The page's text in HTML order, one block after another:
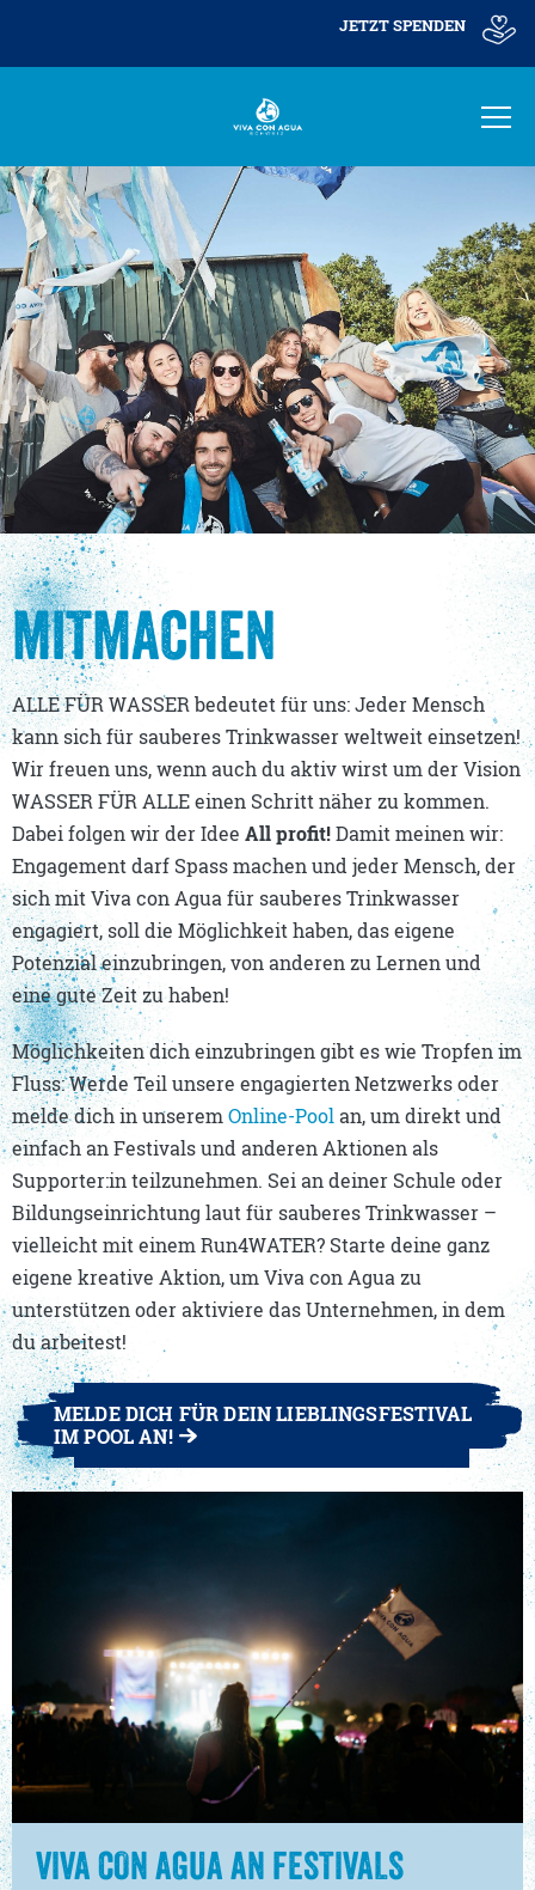
JETZT SPENDEN
MITMACHEN
ALLE FÜR WASSER bedeutet für uns: Jeder Mensch
kann sich für sauberes Trinkwasser weltweit einsetzen!
Wir freuen uns, wenn auch du aktiv wirst um der Vision
WASSER FÜR ALLE einen Schritt näher zu kommen.
Dabei folgen wir der Idee All profit!Damit meinen wir:
Engagement darf Spass machen und jeder Mensch, der
sich mit Viva con Agua für sauberes Trinkwasser
engagiert, soll die Möglichkeit haben, das eigene
Potenzial einzubringen, von anderen zu Lernen und
eine gute Zeit zu haben!
Möglichkeiten dich einzubringen gibt es wie Tropfen im
Fluss: Werde Teil unsere engagierten Netzwerks oder
melde dich in unseremOnline-Poolan, um direkt und
einfach an Festivals und anderen Aktionen als
Supporter:in teilzunehmen. Sei an deiner Schule oder
Bildungseinrichtung laut für sauberes Trinkwasser –
vielleicht mit einem Run4WATER? Starte deine ganz
eigene kreative Aktion, um Viva con Agua zu
unterstützen oder aktiviere das Unternehmen, in dem
du arbeitest!
MELDE DICH FÜR DEIN LIEBLINGSFESTIVAL
IM POOL AN!
VIVA CON AGUA AN FESTIVALS